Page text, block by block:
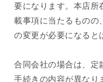
要になります。本店所
載事項に当たるものの
の変更が必要になると
合同会社の場合は、定
手続きの内容が異なり